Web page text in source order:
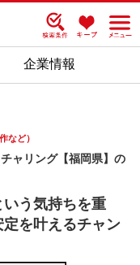
企業情報
など）
ャリング【福岡県】の
う気持ちを重
を叶えるチャン